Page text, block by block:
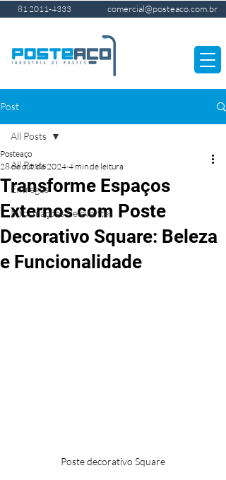
81 2011-4333 comercial@posteaco.com.br
Post
All Posts
Entregas
Informações Relevantes
All Posts
Transforme Espaços
Externos com Poste
Decorativo Square: Beleza
e Funcionalidade
Posteaço
28 de out. de 2024 4 min de leitura
Poste decorativo Square